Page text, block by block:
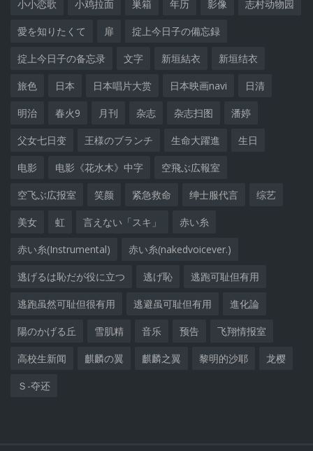
小小恋歌 小鸡拉面 巣箱 年历 影像 志村动物园
愛を知りたくて 扉 掟上今日子の備忘録
掟上今日子の备忘录 文字 新垣結衣 新垣结衣
旅色 日本 日本唱片大赏 日本映画navi 日清
明治 春火9 月刊 杂志 杂志扫图 潘婷
父女七日变 王様のブランチ 生命大躍進 生日
电影 电影《花水木》中字 空飛ぶ広報室
空飞ぶ広报室 笑颜 紧急救命 绅士服代言 综艺
美女 虹 言えない「スキ」 赤い糸
赤い糸(Instrumental) 赤い糸(nakedvoicever.)
逃げるは恥だが役に立つ 逃げ恥 逃跑可耻但有用
逃跑虽然可耻但很有用 逃避虽可耻但有用 進化論
陽のかげる丘 雪肌精 音乐 预告 飞翔情报室
高校生新闻 麒麟の翼 麒麟之翼 黎明的沙耶 龙樱
Ｓ-夺还